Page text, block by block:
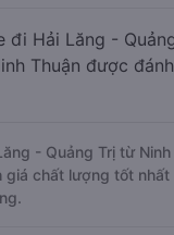
đi Hải Lăng -
Thuận được
- Quảng Trị từ
giá chất lượng tốt nhất